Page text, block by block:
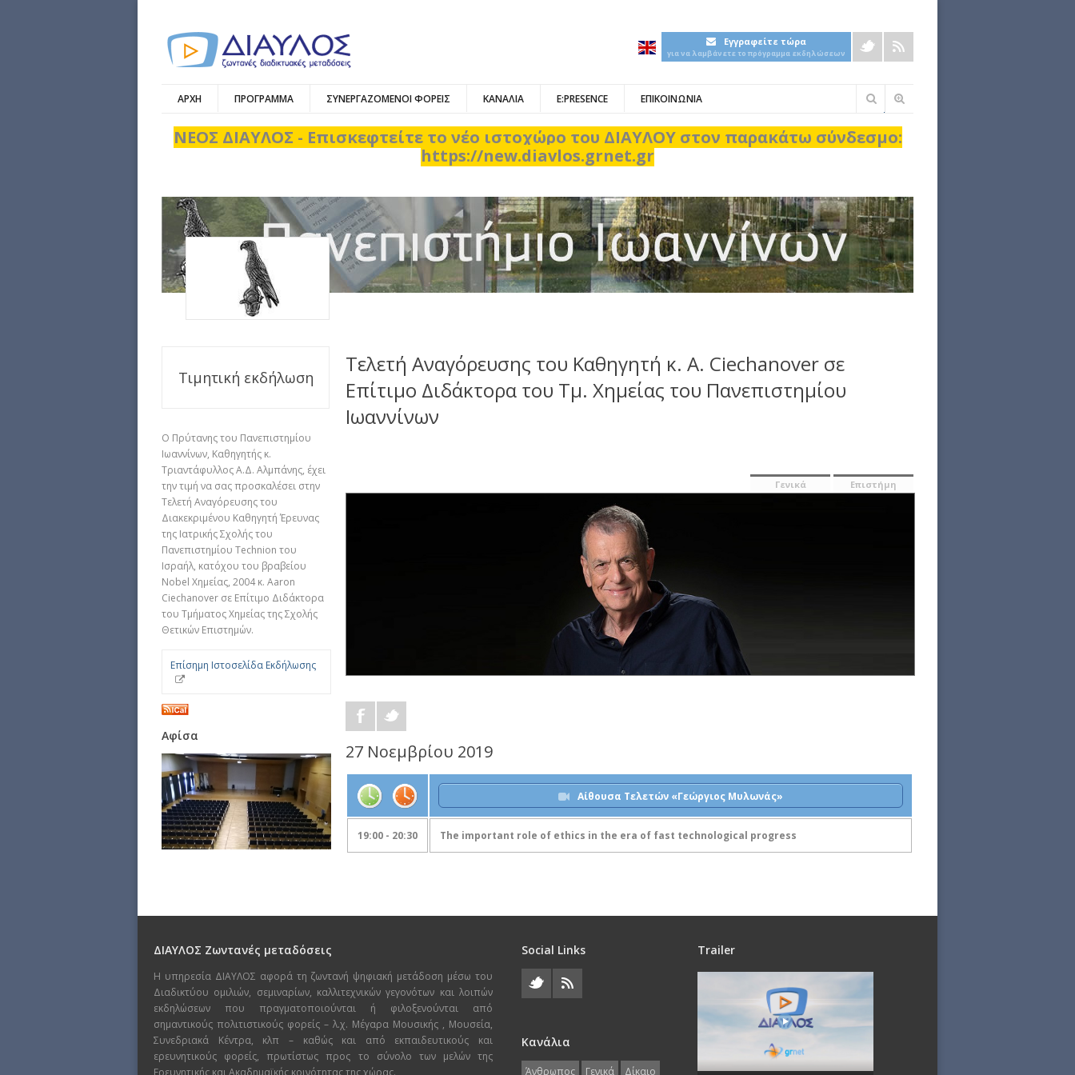
Εγγραφείτε τώρα
για να λαμβάνετε το πρόγραμμα εκδηλώσεων
ΑΡΧΗ ΠΡΟΓΡΑΜΜΑ ΣΥΝΕΡΓΑΖΟΜΕΝΟΙ ΦΟΡΕΙΣ ΚΑΝΑΛΙΑ E:PRESENCE ΕΠΙΚΟΙΝΩΝΙΑ
Φόρμα
αναζήτησης
ΝΕΟΣ ΔΙΑΥΛΟΣ - Επισκεφτείτε το νέο ιστοχώρο του ΔΙΑΥΛΟΥ στον παρακάτω σύνδεσμο:
https://new.diavlos.grnet.gr
Tελετή Αναγόρευσης του Καθηγητή κ. A. Ciechanover σε
Επίτιμο Διδάκτορα του Τμ. Χημείας του Πανεπιστημίου
Ιωαννίνων
Τιμητική εκδήλωση
Ο Πρύτανης του Πανεπιστημίου
Ιωαννίνων, Καθηγητής κ.
Τριαντάφυλλος Α.Δ. Αλμπάνης, έχει
την τιμή να σας προσκαλέσει στην
Τελετή Αναγόρευσης του
Διακεκριμένου Καθηγητή Έρευνας
της Ιατρικής Σχολής του
Πανεπιστημίου Technion του
Ισραήλ, κατόχου του βραβείου
Nobel Χημείας, 2004 κ. Aaron
Ciechanover σε Επίτιμο Διδάκτορα
του Τμήματος Χημείας της Σχολής
Θετικών Επιστημών.
Επίσημη Ιστοσελίδα Εκδήλωσης
Αφίσα
Επιστήμη
Γενικά
27 Νοεμβρίου 2019
Aίθουσα Τελετών «Γεώργιος Μυλωνάς»
19:00 - 20:30 The important role of ethics in the era of fast technological progress
ΔΙΑΥΛΟΣ Ζωντανές μεταδόσεις
Η υπηρεσία ΔΙΑΥΛΟΣ αφορά τη ζωντανή ψηφιακή μετάδοση μέσω του
Διαδικτύου ομιλιών, σεμιναρίων, καλλιτεχνικών γεγονότων και λοιπών
εκδηλώσεων που πραγματοποιούνται ή φιλοξενούνται από
σημαντικούς πολιτιστικούς φορείς – λ.χ. Μέγαρα Μουσικής , Μουσεία,
Συνεδριακά Κέντρα, κλπ – καθώς και από εκπαιδευτικούς και
ερευνητικούς φορείς, πρωτίστως προς το σύνολο των μελών της
Ερευνητικής και Ακαδημαϊκής κοινότητας της χώρας.
Social Links
Κανάλια
Άνθρωπος Γενικά Δίκαιο
Trailer